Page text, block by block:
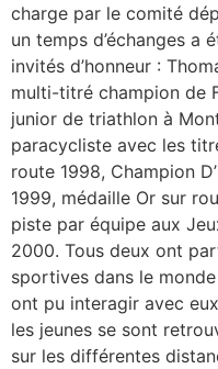
charge par le comité
un temps d’échanges a
invités d’honneur :
multi-titré champion de
junior de triathlon à
paracycliste avec les
route 1998, Champion
1999, médaille Or sur
piste par équipe aux
2000. Tous deux ont
sportives dans le
ont pu interagir avec
les jeunes se sont
sur les différentes